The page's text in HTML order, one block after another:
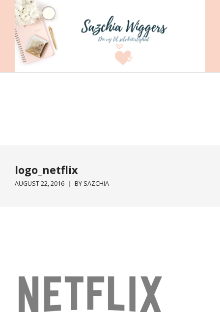
logo_netflix
AUGUST 22, 2016 BY SAZCHIA